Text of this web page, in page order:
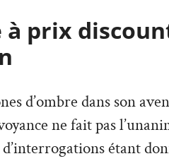
prix
d’ombre dans son
ne fait pas
étant